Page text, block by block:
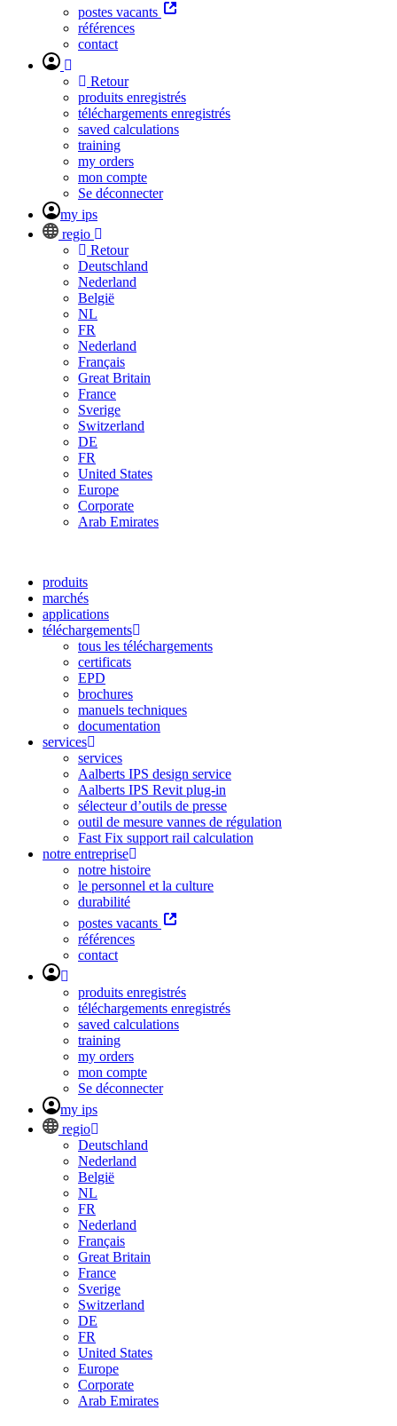
postes vacants
références
contact
Retour
produits enregistrés
téléchargements enregistrés
saved calculations
training
my orders
mon compte
Se déconnecter
my ips
regio
Retour
Deutschland
Nederland
België
NL
FR
Nederland
Français
Great Britain
France
Sverige
Switzerland
DE
FR
United States
Europe
Corporate
Arab Emirates
produits
marchés
applications
téléchargements
tous les téléchargements
certificats
EPD
brochures
manuels techniques
documentation
services
services
Aalberts IPS design service
Aalberts IPS Revit plug-in
sélecteur d’outils de presse
outil de mesure vannes de régulation
Fast Fix support rail calculation
notre entreprise
notre histoire
le personnel et la culture
durabilité
postes vacants
références
contact
produits enregistrés
téléchargements enregistrés
saved calculations
training
my orders
mon compte
Se déconnecter
my ips
regio
Deutschland
Nederland
België
NL
FR
Nederland
Français
Great Britain
France
Sverige
Switzerland
DE
FR
United States
Europe
Corporate
Arab Emirates